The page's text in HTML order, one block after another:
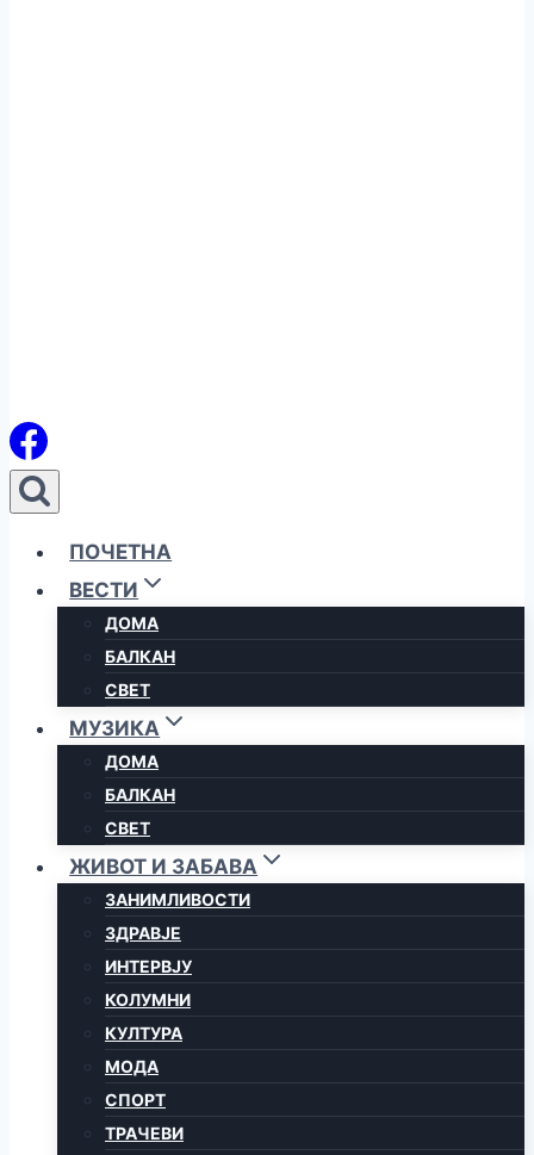
ПОЧЕТНА
ВЕСТИ
ДОМА
БАЛКАН
СВЕТ
МУЗИКА
ДОМА
БАЛКАН
СВЕТ
ЖИВОТ И ЗАБАВА
ЗАНИМЛИВОСТИ
ЗДРАВЈЕ
ИНТЕРВЈУ
КОЛУМНИ
КУЛТУРА
МОДА
СПОРТ
ТРАЧЕВИ